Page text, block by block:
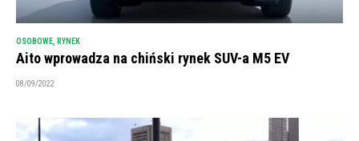
OSOBOWE RYNEK
Aito wprowadza na chiński rynek SUV-a M5 EV
08/09/2022